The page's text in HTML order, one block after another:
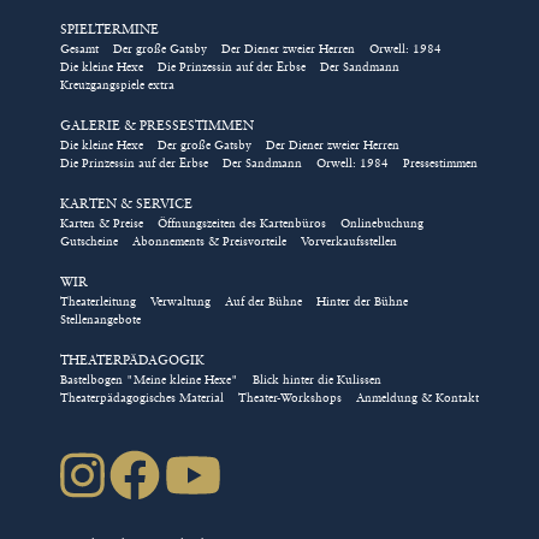
Eintrittskarten für Gruppen
und Schulklassen, Tickets für
Rollstuhlplätze, die Kombi-
Karte für das Kindertheater
und das Nimm-2-Abo für die
Abendstücke im Kreuzgang
können ausschließlich über
das Kulturbüro direkt
gebucht werden!
/// Bestellung direkt über das Kulturbüro
Natürlich können Sie auch über
karten(at)kreuzgangspiele.deoder die Telefonnummer
Das Kartenbüro wählt für Sie die besten freien Plätze in
der gewählten Kategorie und sendet Ihnen die
SPIELTERMINE
Gesamt Der große Gatsby Der Diener zweier Herren
Orwell: 1984
Die kleine Hexe
Die Prinzessin auf der Erbse
Der Sandmann
Kreuzgangspiele extra
GALERIE & PRESSESTIMMEN
Die kleine Hexe Der große Gatsby
Der Diener zweier Herren
Die Prinzessin auf der Erbse
Der Sandmann Orwell: 1984 Pressestimmen
KARTEN & SERVICE
Karten & Preise Öffnungszeiten des Kartenbüros
Onlinebuchung
Gutscheine
Abonnements & Preisvorteile Vorverkaufsstellen
WIR
Theaterleitung Verwaltung Auf der Bühne
Hinter der Bühne
Stellenangebote
THEATERPÄDAGOGIK
Bastelbogen "Meine kleine Hexe"
Blick hinter die Kulissen
Theaterpädagogisches Material
Theater-Workshops Anmeldung & Kontakt